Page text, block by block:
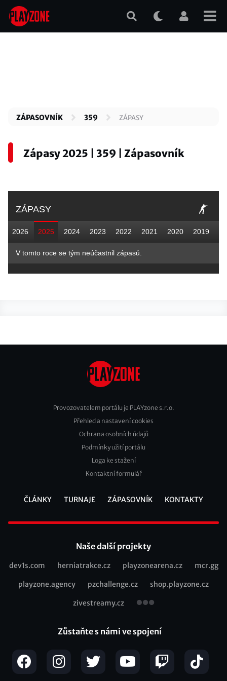
Přejít
hlavnímu
ZÁPASOVNÍK 359 ZÁPASY
Zápasy 2025 | 359 | Zápasovník
ZÁPASY
2026 2025 2024 2023 2022 2021 2020 2019
V tomto roce se tým neúčastnil zápasů.
Footer
Provozovatelem portálu je PLAYzone s.r.o.
Přehled a nastavení cookies
Ochrana osobních údajů
Podmínky užití portálu
Loga ke stažení
Kontaktní formulář
ČLÁNKY TURNAJE ZÁPASOVNÍK KONTAKTY
Naše další projekty
Recommended
dev1s.com herniatrakce.cz playzonearena.cz mcr.gg
playzone.agency pzchallenge.cz shop.playzone.cz
zivestreamy.cz
Zůstaňte s námi ve spojení